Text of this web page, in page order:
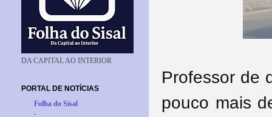
Professor de
pouco mais
DA CAPITAL AO INTERIOR
PORTAL DE NOTÍCIAS
Folha do Sisal
-